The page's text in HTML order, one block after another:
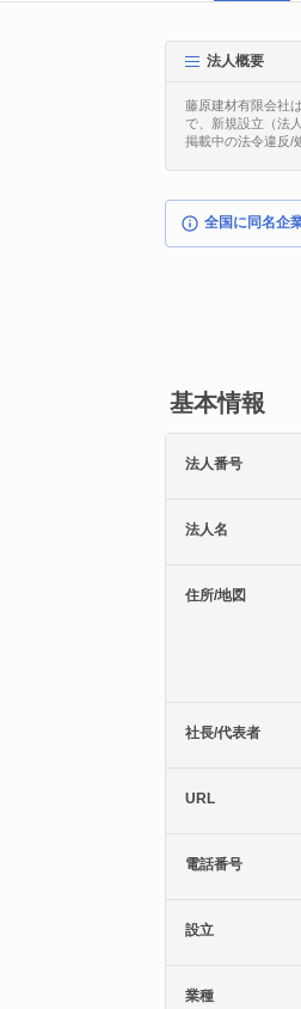
法人概要
藤原建材有限会社
で、新規設立（法
掲載中の法令違反/
全国に同名企
基本情報
法人番号
法人名
住所/地図
社長/代表者
URL
電話番号
設立
業種